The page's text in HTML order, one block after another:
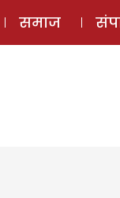
समाज